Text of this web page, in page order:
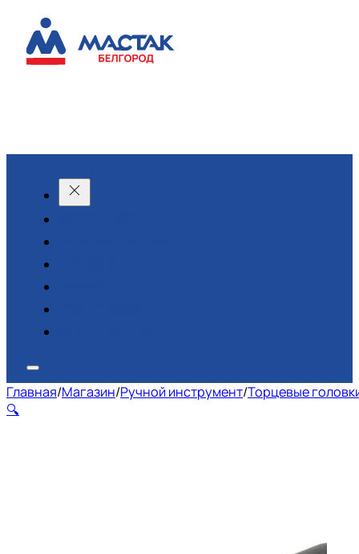
Главная/Магазин/Ручной инструмент/Торцевые
🔍